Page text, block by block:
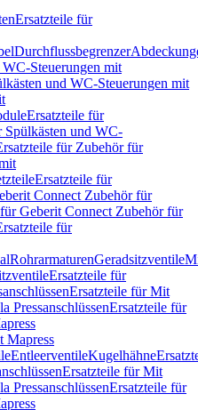
Ersatzteile für
Durchflussbegrenzer
Steuerungen mit
und WC-Steuerungen mit
Ersatzteile für
Spülkästen und WC-
für Zubehör für
Ersatzteile für
Connect Zubehör für
Geberit Connect Zubehör für
für
RohrarmaturenGeradsitzventile
Ersatzteile für
Ersatzteile für Mit
PressanschlüssenErsatzteile für
Mapress
EntleerventileKugelhähne
Ersatzteile für Mit
PressanschlüssenErsatzteile für